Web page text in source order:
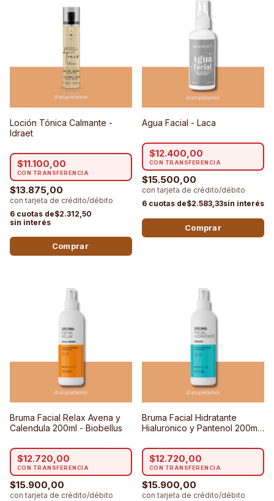
Loción Tónica Calmante -
Idraet
$13.875,00
$2.312,50
$11.100,00
Agua Facial - Laca
$15.500,00
$2.583,33
$12.400,00
Bruma Facial Relax Avena y
Calendula 200ml - Biobellus
$15.900,00
$12.720,00
Bruma Facial Hidratante
Hialuronico y Pantenol 200ml
$15.900,00
$12.720,00